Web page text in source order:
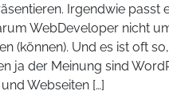
Irgendwie passt
WebDeveloper nicht
(können). Und es ist oft
ja der Meinung sind
Webseiten […]